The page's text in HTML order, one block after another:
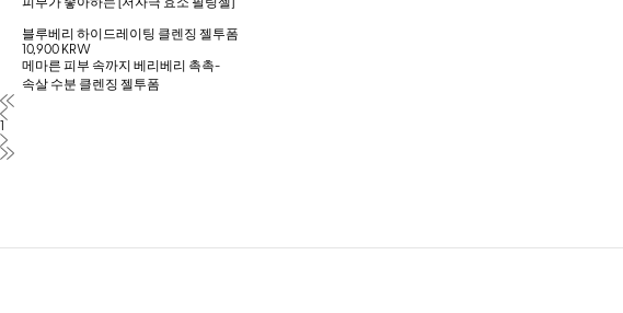
피부가 좋아하는 [저자극 효소 필링젤]
블루베리 하이드레이팅 클렌징 젤투폼
10,900 KRW
메마른 피부 속까지 베리베리 촉촉-
속살 수분 클렌징 젤투폼